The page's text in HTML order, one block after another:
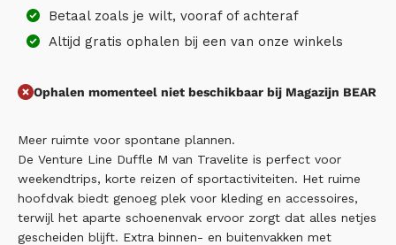
Betaal zoals je wilt, vooraf of achteraf
Altijd gratis ophalen bij een van onze winkels
Ophalen momenteel niet beschikbaar bij Magazijn BEAR
Meer ruimte voor spontane plannen.
De Venture Line Duffle M van Travelite is perfect voor
weekendtrips, korte reizen of sportactiviteiten. Het ruime
hoofdvak biedt genoeg plek voor kleding en accessoires,
terwijl het aparte schoenenvak ervoor zorgt dat alles netjes
gescheiden blijft. Extra binnen- en buitenvakken met